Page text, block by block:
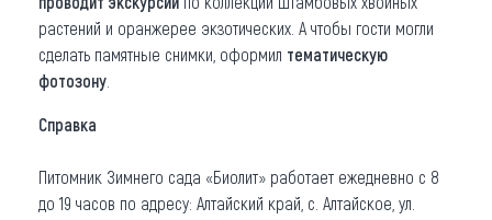
растений и оранжерее экзотических. А чтобы гости могли
сделать памятные снимки, оформил тематическую
фотозону
Справка
Питомник Зимнего сада «Биолит» работает ежедневно с 8
до 19 часов по адресу: Алтайский край, с. Алтайское, ул.